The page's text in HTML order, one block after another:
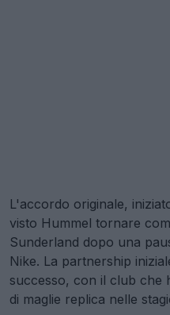
L'accordo originale,
visto Hummel tornare
Sunderland dopo una
Nike. La partnership
successo, con il club che
di maglie replica nelle